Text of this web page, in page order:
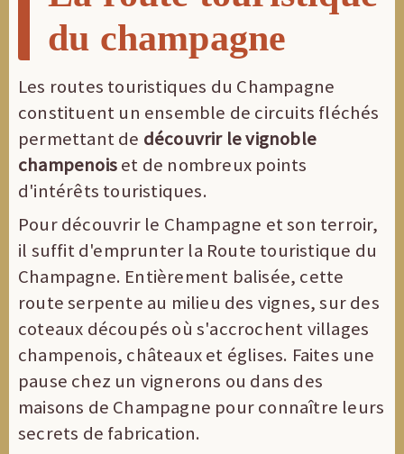
du champagne
Les routes touristiques du Champagne
constituent un ensemble de circuits fléchés
permettant de découvrir le vignoble
champenoiset de nombreux points
d'intérêts touristiques.
Pour découvrir le Champagne et son terroir,
il suffit d'emprunter la Route touristique du
Champagne. Entièrement balisée, cette
route serpente au milieu des vignes, sur des
coteaux découpés où s'accrochent villages
champenois, châteaux et églises. Faites une
pause chez un vignerons ou dans des
maisons de Champagne pour connaître leurs
secrets de fabrication.